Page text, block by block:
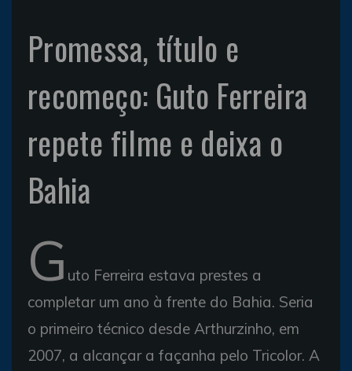
Promessa, título e
recomeço: Guto Ferreira
repete filme e deixa o
Bahia
G uto Ferreira estava prestes a
completar um ano à frente do Bahia. Seria
o primeiro técnico desde Arthurzinho, em
2007, a alcançar a façanha pelo Tricolor. A